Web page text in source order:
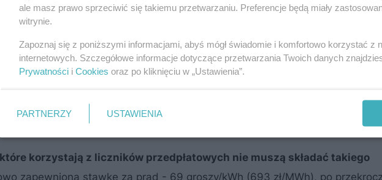
do 30 listopada niższa stawka za prąd będzie stosowana od 1
listopada 2022
którym złożono oświadczenie.
korzystają z liczników przedpłatowych nie muszą składać takiego
zapewnioną stawkę za prąd - 69 groszy/kWh (693 zł/MWh), po
ale masz prawo sprzeciwić się takiemu przetwarzaniu. Preferencje będą miały
witrynie.
Zapoznaj się z poniższymi informacjami, abyś mógł świadomie i komfortowo korzystać z
internetowych. Szczegółowe informacje dotyczące przetwarzania Twoich danych
Prywatności i Cookies oraz po kliknięciu w „Ustawienia”.
PARTNERZY USTAWIENIA